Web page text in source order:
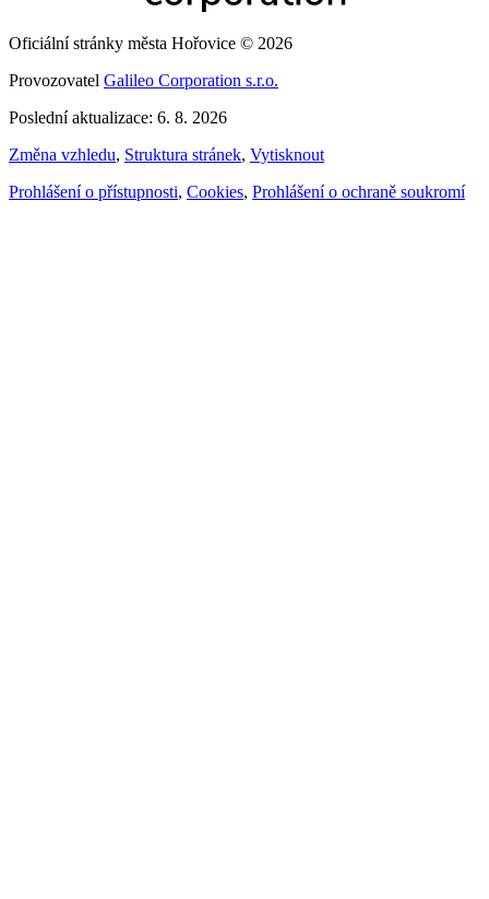
Oficiální stránky města Hořovice © 2026
Provozovatel Galileo Corporation s.r.o.
Poslední aktualizace: 6. 8. 2026
Změna vzhledu, Struktura stránek, Vytisknout
Prohlášení o přístupnosti, Cookies, Prohlášení o ochraně soukromí